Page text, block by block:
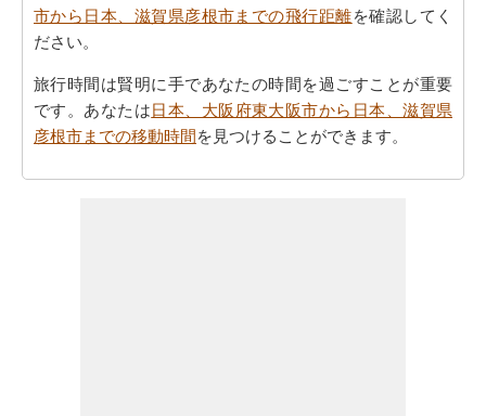
市から日本、滋賀県彦根市までの飛行距離を確認してく
ださい。
旅行時間は賢明に手であなたの時間を過ごすことが重要
です。あなたは日本、大阪府東大阪市から日本、滋賀県
彦根市までの移動時間を見つけることができます。
すべてのより良い計画にポイントするために必要な最も